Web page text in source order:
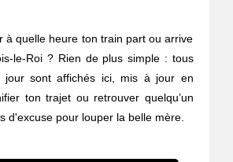
à quelle heure ton train part ou arrive
le-Roi ? Rien de plus simple : tous
jour sont affichés ici, mis à jour en
ton trajet ou retrouver quelqu’un
d'excuse pour louper la belle mère.